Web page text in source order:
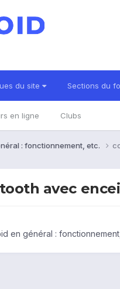
du site Sections du
en ligne Clubs
: fonctionnement, etc.
avec
en général :